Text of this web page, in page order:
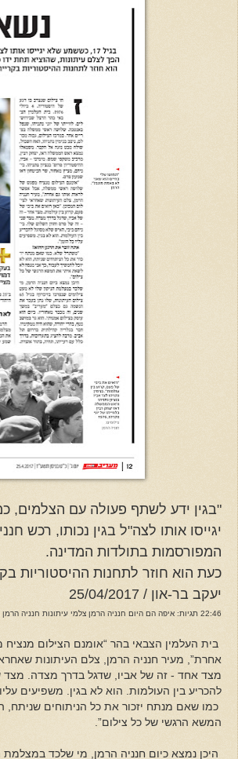
יגייסו אותו לצה"ל בגין נכותו, רכש
המפורסמות בתולדות המדינה.
כעת הוא חוזר לתחנות ההיסטוריות
יעקב בר-און / 25/04/2017
22:46 תגיות: איפה הם היום חנניה הרמן צלמי עיתונות חנניה הרמן חנניה הרמן.
בית העלמין הצבאי בהר “אומנם הצילום
אחרת”, מעיר חנניה הרמן, צלם העיתונות
מצד אחד - זה של אביו, שדגל בדרך מצדה. מצד
להכריע בין העולמות. הוא לא בגין. משפיעים
כמו שאם מנתח יזכור את כל הניתוחים שניתח,
המשא הרגשי של כל צילום”.